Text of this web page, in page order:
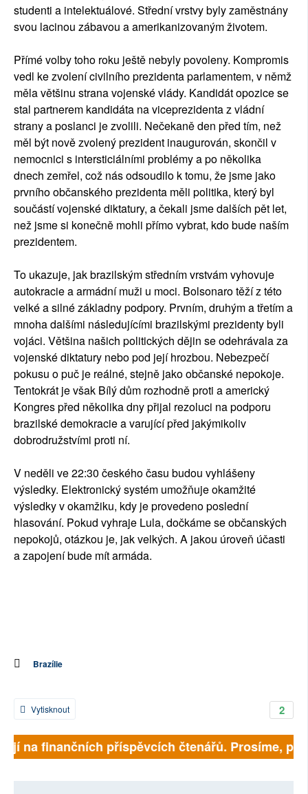
studenti a intelektuálové. Střední vrstvy byly zaměstnány
svou lacinou zábavou a amerikanizovaným životem.
Přímé volby toho roku ještě nebyly povoleny. Kompromis
vedl ke zvolení civilního prezidenta parlamentem, v němž
měla většinu strana vojenské vlády. Kandidát opozice se
stal partnerem kandidáta na viceprezidenta z vládní
strany a poslanci je zvolili. Nečekaně den před tím, než
měl být nově zvolený prezident inaugurován, skončil v
nemocnici s intersticiálními problémy a po několika
dnech zemřel, což nás odsoudilo k tomu, že jsme jako
prvního občanského prezidenta měli politika, který byl
součástí vojenské diktatury, a čekali jsme dalších pět let,
než jsme si konečně mohli přímo vybrat, kdo bude naším
prezidentem.
To ukazuje, jak brazilským středním vrstvám vyhovuje
autokracie a armádní muži u moci. Bolsonaro těží z této
velké a silné základny podpory. Prvním, druhým a třetím a
mnoha dalšími následujícími brazilskými prezidenty byli
vojáci. Většina našich politických dějin se odehrávala za
vojenské diktatury nebo pod její hrozbou. Nebezpečí
pokusu o puč je reálné, stejně jako občanské nepokoje.
Tentokrát je však Bílý dům rozhodně proti a americký
Kongres před několika dny přijal rezoluci na podporu
brazilské demokracie a varující před jakýmikoliv
dobrodružstvími proti ní.
V neděli ve 22:30 českého času budou vyhlášeny
výsledky. Elektronický systém umožňuje okamžité
výsledky v okamžiku, kdy je provedeno poslední
hlasování. Pokud vyhraje Lula, dočkáme se občanských
nepokojů, otázkou je, jak velkých. A jakou úroveň účasti
a zapojení bude mít armáda.
Brazílie
2
Vytisknout
finančních příspěvcích čtenářů. Prosíme,